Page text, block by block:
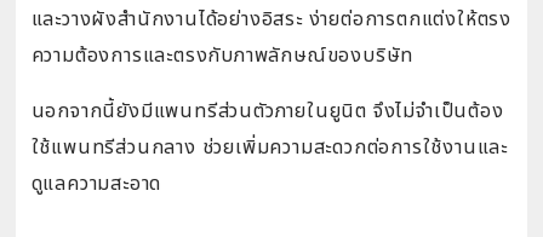
และวางผังสำนักงานได้อย่างอิสระ ง่ายต่อการตกแต่งให้ตรง
ความต้องการและตรงกับภาพลักษณ์ของบริษัท
นอกจากนี้ยังมีแพนทรีส่วนตัวภายในยูนิต จึงไม่จำเป็นต้อง
ใช้แพนทรีส่วนกลาง ช่วยเพิ่มความสะดวกต่อการใช้งานและ
ดูแลความสะอาด